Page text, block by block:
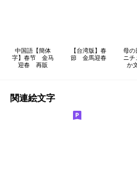
中国語【簡体
字】春节 金马
迎春 再販
【台湾版】春
節 金馬迎春
母の
ニチ
か
関連絵文字